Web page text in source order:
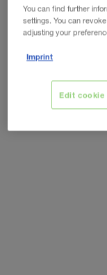
You can find further
settings. You can
adjusting your
Imprint
Edit